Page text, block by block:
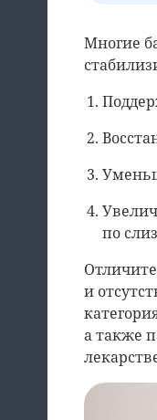
Многие
по
и
а также